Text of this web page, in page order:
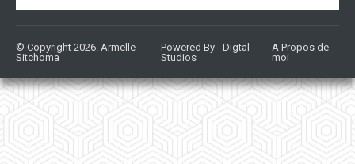
© Copyright 2026. Armelle
Sitchoma
Powered By - Digtal
Studios
A Propos de
moi